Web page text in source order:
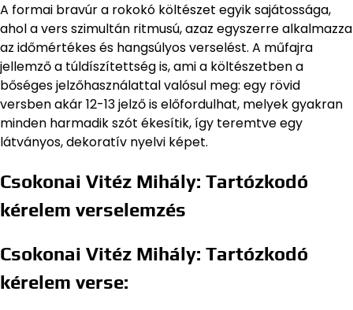
A formai bravúr a rokokó költészet egyik sajátossága,
ahol a vers szimultán ritmusú, azaz egyszerre alkalmazza
az időmértékes és hangsúlyos verselést. A műfajra
jellemző a túldíszítettség is, ami a költészetben a
bőséges jelzőhasználattal valósul meg: egy rövid
versben akár 12-13 jelző is előfordulhat, melyek gyakran
minden harmadik szót ékesítik, így teremtve egy
látványos, dekoratív nyelvi képet.
Csokonai Vitéz Mihály: Tartózkodó
kérelem verselemzés
Csokonai Vitéz Mihály: Tartózkodó
kérelem verse: